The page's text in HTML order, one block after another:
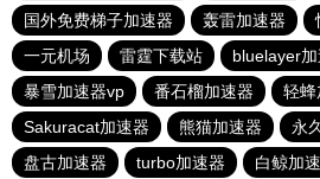
国外免费梯子加速器
轰雷加速器
一元机场
雷霆下载站 bluelayer
暴雪加速器vp
番石榴加速器
轻蜂
Sakuracat加速器
熊猫加速器
永
盘古加速器
turbo加速器 白鲸加